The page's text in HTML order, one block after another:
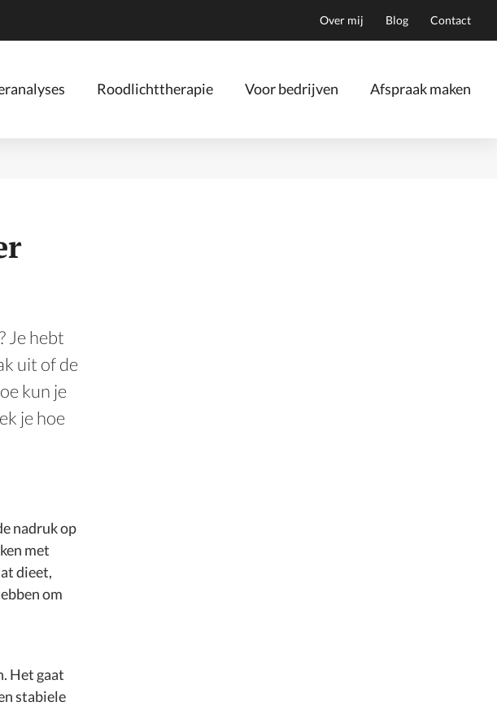
Over mij Blog Contact
Roodlichttherapie Voor bedrijven Afspraak maken
Je hebt
uit of de
kun je
je hoe
nadruk op
met
dieet,
om
Het gaat
stabiele